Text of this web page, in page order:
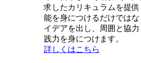
求したカリキュラムを提
能を身につけるだけでは
イデアを出し、周囲と協
践力を身につけます。
詳しくはこちら